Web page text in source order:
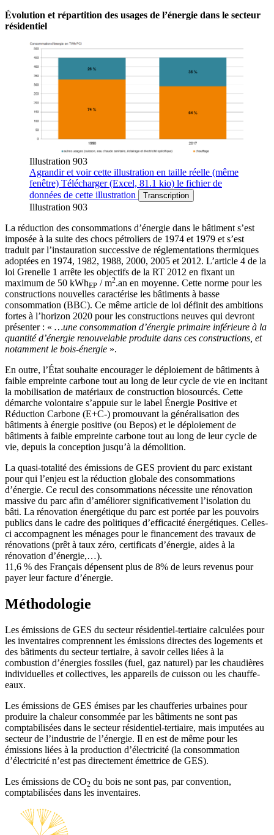
Évolution et répartition des usages de l’énergie dans le secteur
résidentiel
Illustration 903
Agrandiret voir cette illustration en taille réelle (même
fenêtre) Télécharger(Excel, 81.1 kio) le fichier de
données de cette illustration
Transcription
Illustration 903
La réduction des consommations d’énergie dans le bâtiment s’est
imposée à la suite des chocs pétroliers de 1974 et 1979 et s’est
traduit par l’instauration successive de réglementations thermiques
adoptées en 1974, 1982, 1988, 2000, 2005 et 2012. L’article 4 de la
loi Grenelle 1 arrête les objectifs de la RT 2012 en fixant un
maximum de 50 kWhEP / m2.an en moyenne. Cette norme pour les
constructions nouvelles caractérise les bâtiments à basse
consommation (BBC). Ce même article de loi définit des ambitions
fortes à l’horizon 2020 pour les constructions neuves qui devront
présenter : « …une consommation d’énergie primaire inférieure à la
quantité d’énergie renouvelable produite dans ces constructions, et
notamment le bois-énergie ».
En outre, l’État souhaite encourager le déploiement de bâtiments à
faible empreinte carbone tout au long de leur cycle de vie en incitant
la mobilisation de matériaux de construction biosourcés. Cette
démarche volontaire s’appuie sur le label Énergie Positive et
Réduction Carbone (E+C-) promouvant la généralisation des
bâtiments à énergie positive (ou Bepos) et le déploiement de
bâtiments à faible empreinte carbone tout au long de leur cycle de
vie, depuis la conception jusqu’à la démolition.
La quasi-totalité des émissions de GES provient du parc existant
pour qui l’enjeu est la réduction globale des consommations
d’énergie. Ce recul des consommations nécessite une rénovation
massive du parc afin d’améliorer significativement l’isolation du
bâti. La rénovation énergétique du parc est portée par les pouvoirs
publics dans le cadre des politiques d’efficacité énergétiques. Celles-
ci accompagnent les ménages pour le financement des travaux de
rénovations (prêt à taux zéro, certificats d’énergie, aides à la
rénovation d’énergie,…).
11,6 % des Français dépensent plus de 8% de leurs revenus pour
payer leur facture d’énergie.
Méthodologie
Les émissions de GES du secteur résidentiel-tertiaire calculées pour
les inventaires comprennent les émissions directes des logements et
des bâtiments du secteur tertiaire, à savoir celles liées à la
combustion d’énergies fossiles (fuel, gaz naturel) par les chaudières
individuelles et collectives, les appareils de cuisson ou les chauffe-
eaux.
Les émissions de GES émises par les chaufferies urbaines pour
produire la chaleur consommée par les bâtiments ne sont pas
comptabilisées dans le secteur résidentiel-tertiaire, mais imputées au
secteur de l’industrie de l’énergie. Il en est de même pour les
émissions liées à la production d’électricité (la consommation
d’électricité n’est pas directement émettrice de GES).
Les émissions de CO2 du bois ne sont pas, par convention,
comptabilisées dans les inventaires.